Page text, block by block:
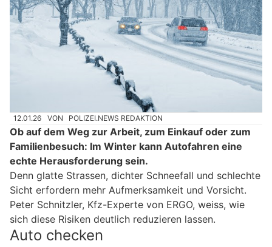
12.01.26 VON POLIZEI.NEWS REDAKTION
Ob auf dem Weg zur Arbeit, zum Einkauf oder zum
Familienbesuch: Im Winter kann Autofahren eine
echte Herausforderung sein.
Denn glatte Strassen, dichter Schneefall und schlechte
Sicht erfordern mehr Aufmerksamkeit und Vorsicht.
Peter Schnitzler, Kfz-Experte von ERGO, weiss, wie
sich diese Risiken deutlich reduzieren lassen.
Auto checken